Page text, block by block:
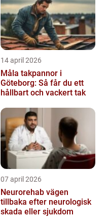
14 april 2026
Måla takpannor i
Göteborg: Så får du ett
hållbart och vackert tak
07 april 2026
Neurorehab vägen
tillbaka efter neurologisk
skada eller sjukdom